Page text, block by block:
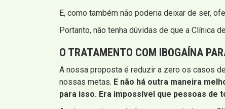
E, como também não poderia deixar de ser,
Portanto, não tenha dúvidas de que a Clínica
O TRATAMENTO COM IBOGAÍNA
A nossa proposta é reduzir a zero os casos
nossas metas. E não há outra maneira
para isso. Era impossível que pessoas